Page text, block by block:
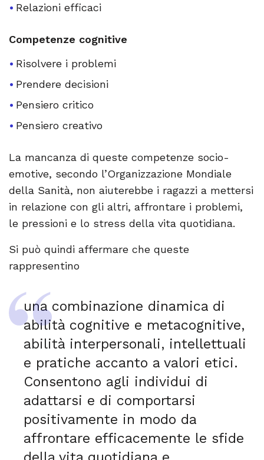
Relazioni efficaci
Competenze cognitive
Risolvere i problemi
Prendere decisioni
Pensiero critico
Pensiero creativo
La mancanza di queste competenze socio-
emotive, secondo l’Organizzazione Mondiale
della Sanità, non aiuterebbe i ragazzi a mettersi
in relazione con gli altri, affrontare i problemi,
le pressioni e lo stress della vita quotidiana.
Si può quindi affermare che queste
rappresentino
una combinazione dinamica di
abilità cognitive e metacognitive,
abilità interpersonali, intellettuali
e pratiche accanto a valori etici.
Consentono agli individui di
adattarsi e di comportarsi
positivamente in modo da
affrontare efficacemente le sfide